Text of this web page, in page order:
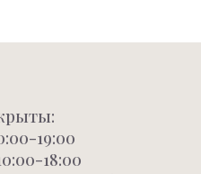
19:00
18:00